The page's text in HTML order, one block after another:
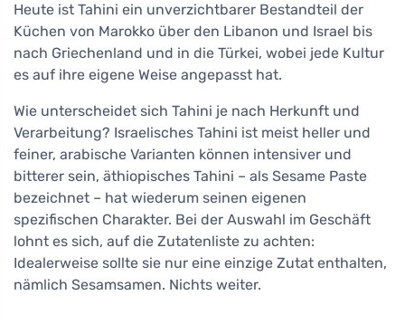
Heute ist Tahini ein unverzichtbarer Bestandteil der
Küchen von Marokko über den Libanon und Israel bis
nach Griechenland und in die Türkei, wobei jede Kultur
es auf ihre eigene Weise angepasst hat.
Wie unterscheidet sich Tahini je nach Herkunft und
Verarbeitung? Israelisches Tahini ist meist heller und
feiner, arabische Varianten können intensiver und
bitterer sein, äthiopisches Tahini – als Sesame Paste
bezeichnet – hat wiederum seinen eigenen
spezifischen Charakter. Bei der Auswahl im Geschäft
lohnt es sich, auf die Zutatenliste zu achten:
Idealerweise sollte sie nur eine einzige Zutat enthalten,
nämlich Sesamsamen. Nichts weiter.